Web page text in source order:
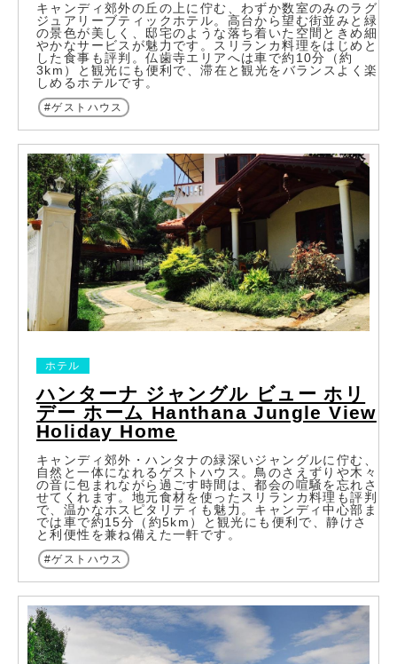
キャンディ郊外の丘の上に佇む、わずか数室のみのラグ
ジュアリーブティックホテル。高台から望む街並みと緑
の景色が美しく、邸宅のような落ち着いた空間ときめ細
やかなサービスが魅力です。スリランカ料理をはじめと
した食事も評判。仏歯寺エリアへは車で約10分（約
3km）と観光にも便利で、滞在と観光をバランスよく楽
しめるホテルです。
ゲストハウス
ハンターナ ジャングル ビュー ホリ
デー ホーム Hanthana Jungle View
Holiday Home
ホテル
キャンディ郊外・ハンタナの緑深いジャングルに佇む、
自然と一体になれるゲストハウス。鳥のさえずりや木々
の音に包まれながら過ごす時間は、都会の喧騒を忘れさ
せてくれます。地元食材を使ったスリランカ料理も評判
で、温かなホスピタリティも魅力。キャンディ中心部ま
では車で約15分（約5km）と観光にも便利で、静けさ
と利便性を兼ね備えた一軒です。
ゲストハウス